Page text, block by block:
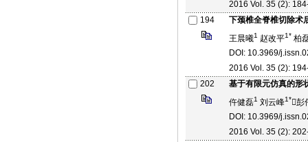
2016 Vol. 35 (2):
194
下颈椎全脊椎切除术
王晨曦1 赵改平1* 柏
DOI: 10.3969/
2016 Vol. 35 (2):
202
基于有限元仿真的形
仵健磊1 刘云峰1*彭
DOI: 10.3969/
2016 Vol. 35 (2):